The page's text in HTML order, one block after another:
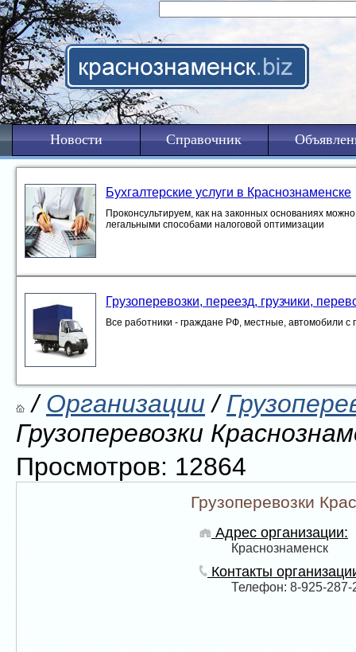
Новости Справочник
Бухгалтерские услуги в Краснознаменске
Проконсультируем, как на законных основаниях
легальными способами налоговой оптимизации
Грузоперевозки, переезд, грузчики,
Все работники - граждане РФ, местные, автомобили с
/Организации/
Грузоперевозки
Просмотров: 12864
Грузоперевозки
Адрес организации:
Краснознаменск
Контакты
Телефон: 8-925-287-